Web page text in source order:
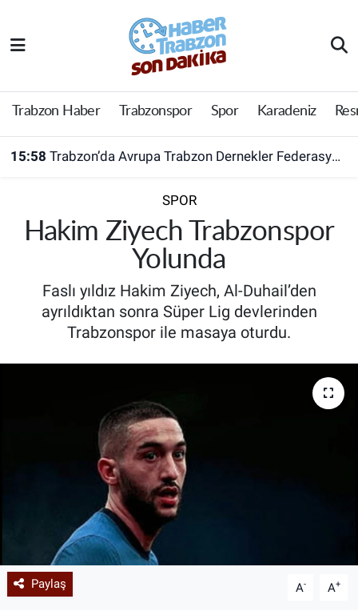
Trabzon Haber Trabzonspor Spor Karadeniz
15:58 Trabzon’da Avrupa Trabzon Dernekler Federasyonu açıldı
SPOR
Hakim Ziyech Trabzonspor
Yolunda
Faslı yıldız Hakim Ziyech, Al-Duhail’den
ayrıldıktan sonra Süper Lig devlerinden
Trabzonspor ile masaya oturdu.
Paylaş A- A+
Trabzon Haber
Trabzonspor
Resmi Reklam
Perde Arkası
Trabzon Nöbetçi Eczaneler
Trabzon Hava Durumu
Süper Lig Puan Durumu ve Fikstür
Son Dakika Haberleri